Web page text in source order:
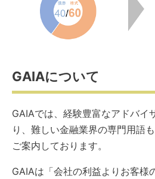
GAIAについて
GAIAでは、経験豊富なアドバイ
り、難しい金融業界の専門用語
ご案内しております。
GAIAは「会社の利益よりお客様